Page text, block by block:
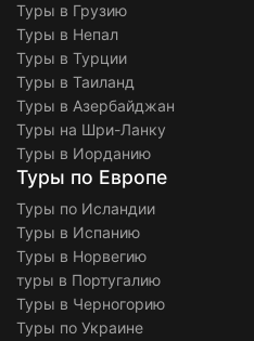
Туры в Грузию
Туры в Непал
Туры в Турции
Туры в Таиланд
Туры в Азербайджан
Туры на Шри-Ланку
Туры в Иорданию
Туры по Европе
Туры по Исландии
Туры в Испанию
Туры в Норвегию
туры в Португалию
Туры в Черногорию
Туры по Украине